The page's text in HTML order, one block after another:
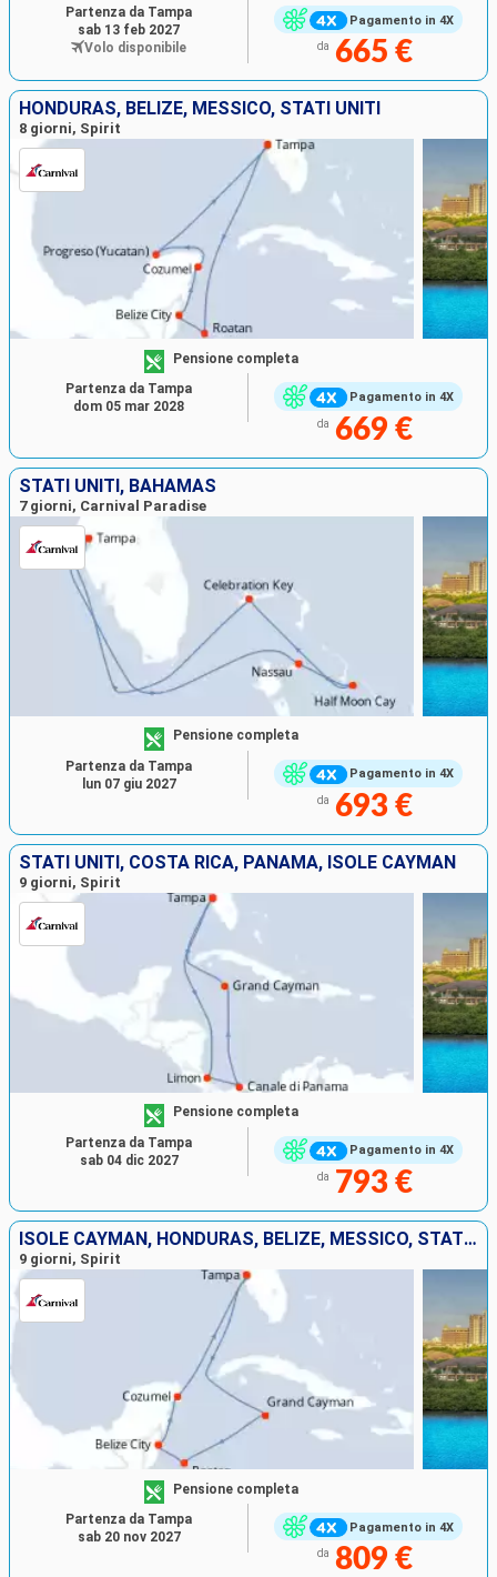
Pagamento in 4X
da 665 €
Partenza da Tampa
sab 13 feb 2027
Volo disponibile
HONDURAS, BELIZE, MESSICO, STATI UNITI
8 giorni, Spirit
Pagamento in 4X
Pensione completa
da 669 €
Partenza da Tampa
dom 05 mar 2028
STATI UNITI, BAHAMAS
7 giorni, Carnival Paradise
Pagamento in 4X
Pensione completa
da 693 €
Partenza da Tampa
lun 07 giu 2027
STATI UNITI, COSTA RICA, PANAMA, ISOLE CAYMAN
9 giorni, Spirit
Pagamento in 4X
Pensione completa
da 793 €
Partenza da Tampa
sab 04 dic 2027
ISOLE CAYMAN, HONDURAS, BELIZE, MESSICO, STATI UNITI
9 giorni, Spirit
Pagamento in 4X
Pensione completa
da 809 €
Partenza da Tampa
sab 20 nov 2027